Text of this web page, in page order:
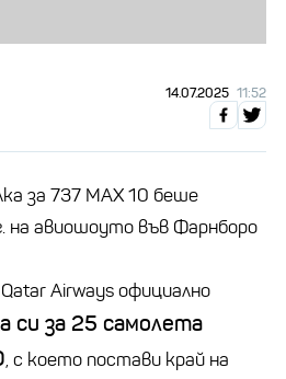
14.07.2025 11:52
за 737 MAX 10 беше
на авиошоуто във Фарнборо
Airways официално
си за 25 самолета
, с което постави край на